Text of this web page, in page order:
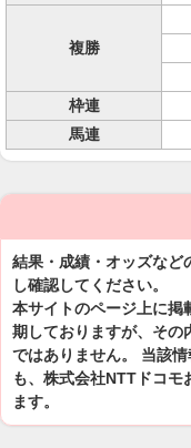
複勝
枠連
馬連
結果・成績・オッズなど
し確認してください。
本サイトのページ上に掲
期しておりますが、その
ではありません。 当該
も、株式会社NTTドコモ
ます。